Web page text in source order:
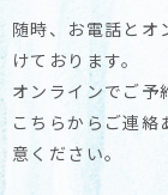
随時、お電話とオ
けております。
オンラインでご予
こちらからご連絡
意ください。